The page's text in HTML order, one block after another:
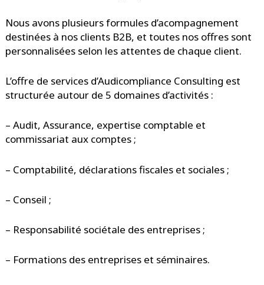
Nous avons plusieurs formules d’acompagnement
destinées à nos clients B2B, et toutes nos offres sont
personnalisées selon les attentes de chaque client.
L’offre de services d’Audicompliance Consulting est
structurée autour de 5 domaines d’activités :
– Audit, Assurance, expertise comptable et
commissariat aux comptes ;
– Comptabilité, déclarations fiscales et sociales ;
– Conseil ;
– Responsabilité sociétale des entreprises ;
– Formations des entreprises et séminaires.